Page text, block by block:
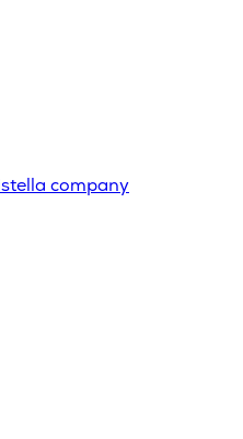
company